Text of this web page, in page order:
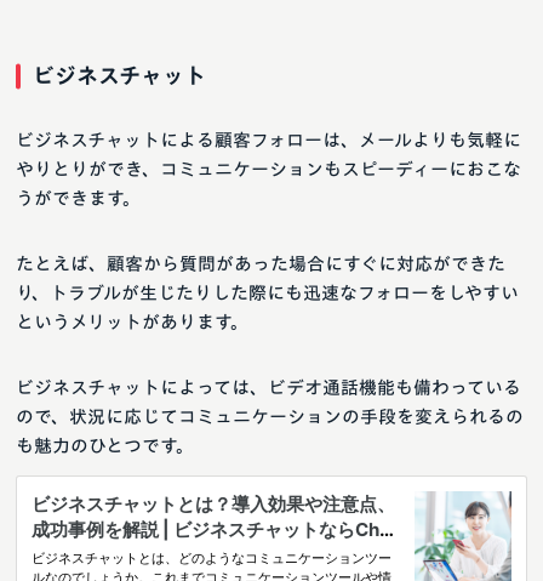
ビジネスチャット
ビジネスチャットによる顧客フォローは、メールよりも気軽に
やりとりができ、コミュニケーションもスピーディーにおこな
うができます。
たとえば、顧客から質問があった場合にすぐに対応ができた
り、トラブルが生じたりした際にも迅速なフォローをしやすい
というメリットがあります。
ビジネスチャットによっては、ビデオ通話機能も備わっている
ので、状況に応じてコミュニケーションの手段を変えられるの
も魅力のひとつです。